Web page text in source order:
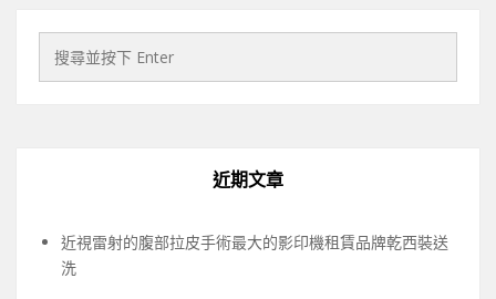
近期文章
近視雷射的腹部拉皮手術最大的影印機租賃品牌乾西裝送
洗